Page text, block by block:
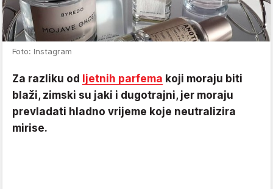
Foto: Instagram
Za razliku od ljetnih parfema koji moraju biti
blaži, zimski su jaki i dugotrajni, jer moraju
prevladati hladno vrijeme koje neutralizira
mirise.